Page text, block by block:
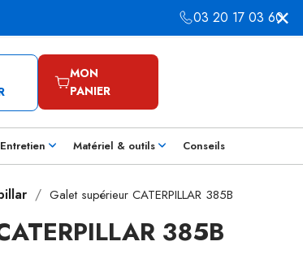
03 20 17 03 60
MON
PANIER
Entretien Matériel & outils Conseils
Galet supérieur CATERPILLAR 385B
385B